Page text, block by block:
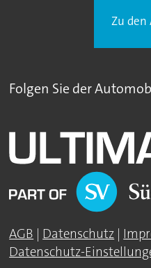
Zu den
Folgen Sie der
AGB Datenschutz
Datenschutz-